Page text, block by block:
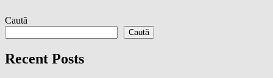
Caută
Caută
Recent Posts